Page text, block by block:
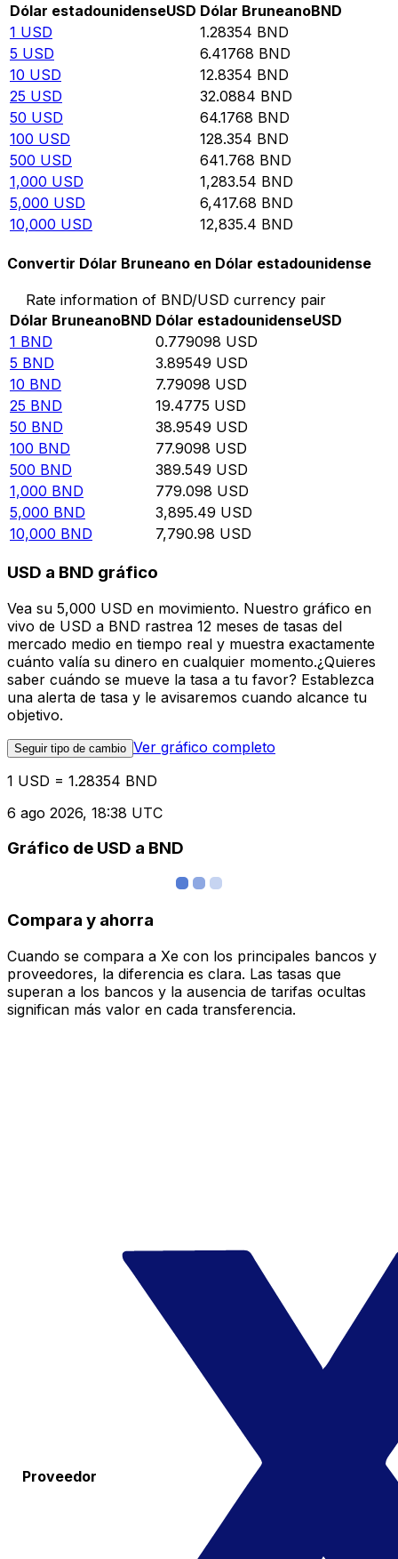
Dólar estadounidenseUSD Dólar BruneanoBND
1 USD 1.28354 BND
5 USD 6.41768 BND
10 USD 12.8354 BND
25 USD 32.0884 BND
50 USD 64.1768 BND
100 USD 128.354 BND
500 USD 641.768 BND
1,000 USD 1,283.54 BND
5,000 USD 6,417.68 BND
10,000 USD 12,835.4 BND
Convertir Dólar Bruneano en Dólar estadounidense
Rate information of BND/USD currency pair
Dólar BruneanoBND Dólar estadounidenseUSD
1 BND 0.779098 USD
5 BND 3.89549 USD
10 BND 7.79098 USD
25 BND 19.4775 USD
50 BND 38.9549 USD
100 BND 77.9098 USD
500 BND 389.549 USD
1,000 BND 779.098 USD
5,000 BND 3,895.49 USD
10,000 BND 7,790.98 USD
USD a BND gráfico
Vea su 5,000 USD en movimiento. Nuestro gráfico en
vivo de USD a BND rastrea 12 meses de tasas del
mercado medio en tiempo real y muestra exactamente
cuánto valía su dinero en cualquier momento.¿Quieres
saber cuándo se mueve la tasa a tu favor? Establezca
una alerta de tasa y le avisaremos cuando alcance tu
objetivo.
Seguir tipo de cambio Ver gráfico completo
1 USD = 1.28354 BND
6 ago 2026, 18:38 UTC
Gráfico de USD a BND
Compara y ahorra
Cuando se compara a Xe con los principales bancos y
proveedores, la diferencia es clara. Las tasas que
superan a los bancos y la ausencia de tarifas ocultas
significan más valor en cada transferencia.
Proveedor